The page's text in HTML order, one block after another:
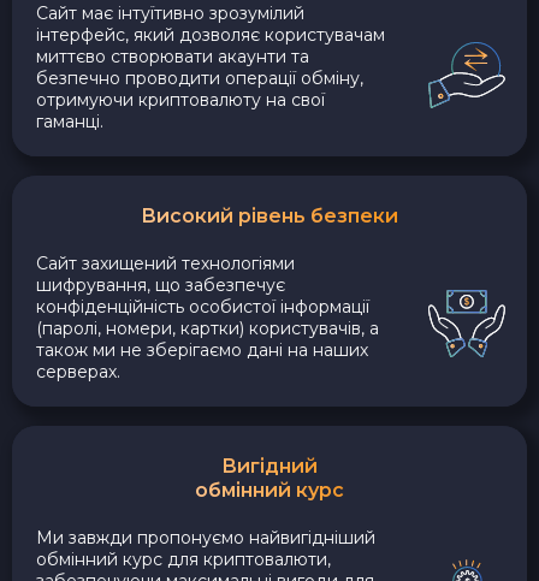
Сайт має інтуїтивно зрозумілий
інтерфейс, який дозволяє користувачам
миттєво створювати акаунти та
безпечно проводити операції обміну,
отримуючи криптовалюту на свої
гаманці.
Високий рівень безпеки
Сайт захищений технологіями
шифрування, що забезпечує
конфіденційність особистої інформації
(паролі, номери, картки) користувачів, а
також ми не зберігаємо дані на наших
серверах.
Вигідний
обмінний курс
Ми завжди пропонуємо найвигідніший
обмінний курс для криптовалюти,